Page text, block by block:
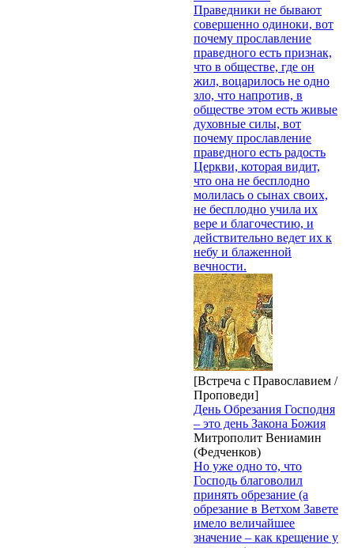
Праведники не бывают
совершенно одиноки, вот
почему прославление
праведного есть признак,
что в обществе, где он
жил, воцарилось не одно
зло, что напротив, в
обществе этом есть живые
духовные силы, вот
почему прославление
праведного есть радость
Церкви, которая видит,
что она не бесплодно
молилась о сынах своих,
не бесплодно учила их
вере и благочестию, и
действительно ведет их к
небу и блаженной
вечности.
[Встреча с Православием /
Проповеди]
День Обрезания Господня
– это день Закона Божия
Митрополит Вениамин
(Федченков)
Но уже одно то, что
Господь благоволил
принять обрезание (а
обрезание в Ветхом Завете
имело величайшее
значение – как крещение у